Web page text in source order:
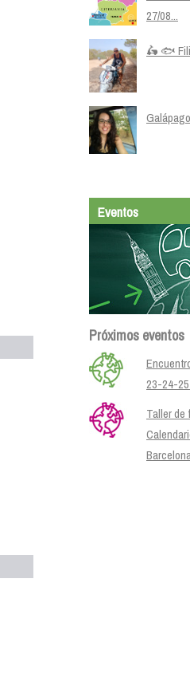
27/08...
🛵 🐟
Eventos
Próximos eventos
23-24-
Taller de